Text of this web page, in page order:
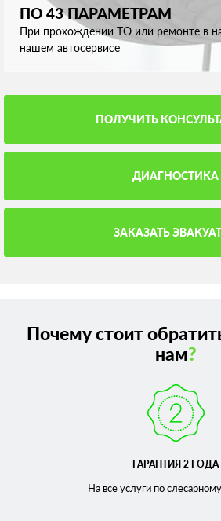
ПО 43 ПАРАМЕТРАМ
При прохождении ТО или ремонте в
нашем автосервисе
ПОЛУЧИТЬ
ДИАГНОСТИКА
ЗАКАЗАТЬ
Почему стоит
нам?
ГАРАНТИЯ 2 ГОДА
На все услуги по слесарному